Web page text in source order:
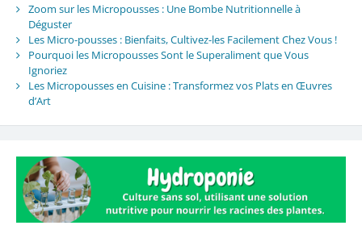
Zoom sur les Micropousses : Une Bombe Nutritionnelle à
Déguster
Les Micro-pousses : Bienfaits, Cultivez-les Facilement Chez Vous !
Pourquoi les Micropousses Sont le Superaliment que Vous
Ignoriez
Les Micropousses en Cuisine : Transformez vos Plats en Œuvres
d’Art